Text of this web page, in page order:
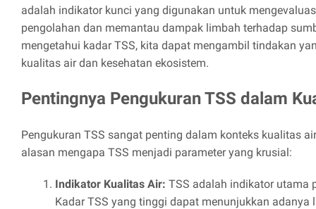
adalah indikator kunci yang digunakan untuk
pengolahan dan memantau dampak limbah terhadap
mengetahui kadar TSS, kita dapat mengambil tindakan
kualitas air dan kesehatan ekosistem.
Pentingnya Pengukuran TSS dalam
Pengukuran TSS sangat penting dalam konteks kualitas
alasan mengapa TSS menjadi parameter yang krusial:
Indikator Kualitas Air: TSS adalah indikator utama
Kadar TSS yang tinggi dapat menunjukkan adanya